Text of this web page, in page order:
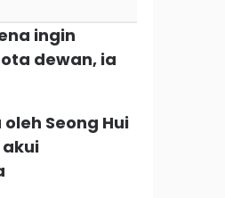
ingin
dewan, ia
Seong Hui
akui